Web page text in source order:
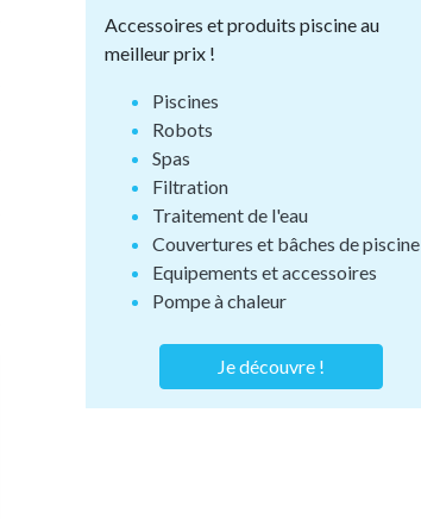
Accessoires et produits piscine au
meilleur prix !
Piscines
Robots
Spas
Filtration
Traitement de l'eau
Couvertures et bâches de piscine
Equipements et accessoires
Pompe à chaleur
Je découvre !